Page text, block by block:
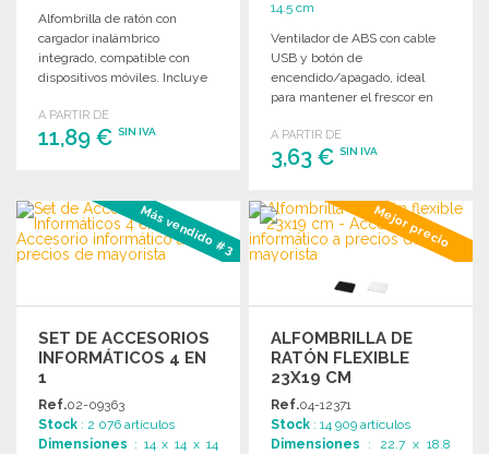
Alfombrilla de ratón con
cargador inalámbrico
integrado, compatible con
dispositivos móviles. Incluye
Dimensiones: 30 x 22 x 0,7
cm.
A PARTIR DE
11,89 € SIN IVA
Solicitar un presupuesto
14.5 cm
Ventilador de ABS con cable
USB y botón de
encendido/apagado, ideal
para mantener el frescor en
A PARTIR DE
3,63 €SIN IVA
PEDIR
Solicitar un presupuesto
Más vendido #3
SET DE ACCESORIOS
INFORMÁTICOS 4 EN
1
Ref.02-09363
Stock : 2 076 artículos
Dimensiones : 14 x 14 x 14
Mejor precio
ALFOMBRILLA DE
RATÓN FLEXIBLE
23X19 CM
Ref.04-12371
Stock : 14 909 artículos
Dimensiones : 22.7 x 18.8